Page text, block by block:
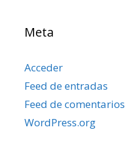
Meta
Acceder
Feed de entradas
Feed de comentarios
WordPress.org